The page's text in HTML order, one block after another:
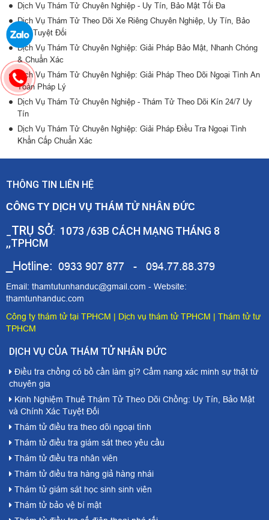
Dịch Vụ Thám Tử Chuyên Nghiệp - Uy Tín, Bảo Mật Tối Đa
Dịch Vụ Thám Tử Theo Dõi Xe Riêng Chuyên Nghiệp, Uy Tín, Bảo
Mật Tuyệt Đối
Dịch Vụ Thám Tử Chuyên Nghiệp: Giải Pháp Bảo Mật, Nhanh Chóng
& Chuẩn Xác
Dịch Vụ Thám Tử Chuyên Nghiệp: Giải Pháp Theo Dõi Ngoại Tình An
Toàn Pháp Lý
Dịch Vụ Thám Tử Chuyên Nghiệp - Thám Tử Theo Dõi Kín 24/7 Uy
Tín
Dịch Vụ Thám Tử Chuyên Nghiệp: Giải Pháp Điều Tra Ngoại Tình
Khẩn Cấp Chuẩn Xác
THÔNG TIN LIÊN HỆ
CÔNG TY DỊCH VỤ THÁM TỬ NHÂN ĐỨC
TRỤ SỞ: 1073 /63B CÁCH MẠNG THÁNG 8
,,TPHCM
_Hotline: 0933 907 877 - 094.77.88.379
Email: thamtutunhanduc@gmail.com - Website:
thamtunhanduc.com
Công ty thám tử tại TPHCM | Dịch vụ thám tử TPHCM | Thám tử tư
TPHCM
DỊCH VỤ CỦA THÁM TỬ NHÂN ĐỨC
Điều tra chồng có bồ cần làm gì? Cẩm nang xác minh sự thật từ
chuyên gia
Kinh Nghiệm Thuê Thám Tử Theo Dõi Chồng: Uy Tín, Bảo Mật
và Chính Xác Tuyệt Đối
Thám tử điều tra theo dõi ngoại tình
Thám tử điều tra giám sát theo yêu cầu
Thám tử điều tra nhân viên
Thám tử điều tra hàng giả hàng nhái
Thám tử giám sát học sinh sinh viên
Thám tử bảo vệ bí mật